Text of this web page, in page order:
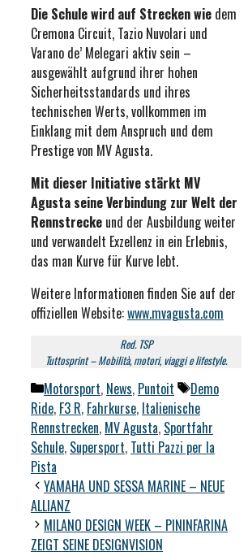
Die Schule wird auf Strecken wie dem
Cremona Circuit, Tazio Nuvolari und
Varano de’ Melegari aktiv sein –
ausgewählt aufgrund ihrer hohen
Sicherheitsstandards und ihres
technischen Werts, vollkommen im
Einklang mit dem Anspruch und dem
Prestige von MV Agusta.
Mit dieser Initiative stärkt MV
Agusta seine Verbindung zur Welt der
Rennstrecke und der Ausbildung weiter
und verwandelt Exzellenz in ein Erlebnis,
das man Kurve für Kurve lebt.
Weitere Informationen finden Sie auf der
offiziellen Website:www.mvagusta.com
Red. TSP
Tuttosprint – Mobilità, motori, viaggi e lifestyle.
Kategorien
Motorsport, News, Puntoit Schlagwörter
Demo
Ride, F3 R, Fahrkurse, Italienische
Rennstrecken, MV Agusta, Sportfahr
Schule, Supersport, Tutti Pazzi per la
Pista
YAMAHA UND SESSA MARINE – NEUE
ALLIANZ
MILANO DESIGN WEEK – PININFARINA
ZEIGT SEINE DESIGNVISION